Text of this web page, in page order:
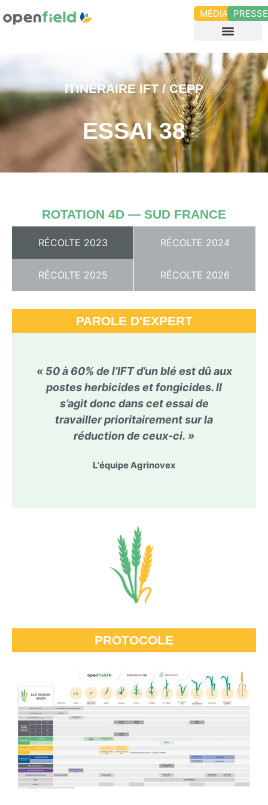
MÉDIAS PRESSE
ITINÉRAIRE IFT / CEPP
ESSAI 38
ROTATION 4D — SUD FRANCE
RÉCOLTE 2023 RÉCOLTE 2024
RÉCOLTE 2025 RÉCOLTE 2026
PAROLE D'EXPERT
« 50 à 60% de l’IFT d’un blé est dû aux
postes herbicides et fongicides. Il
s’agit donc dans cet essai de
travailler prioritairement sur la
réduction de ceux-ci. »
L'équipe Agrinovex
PROTOCOLE